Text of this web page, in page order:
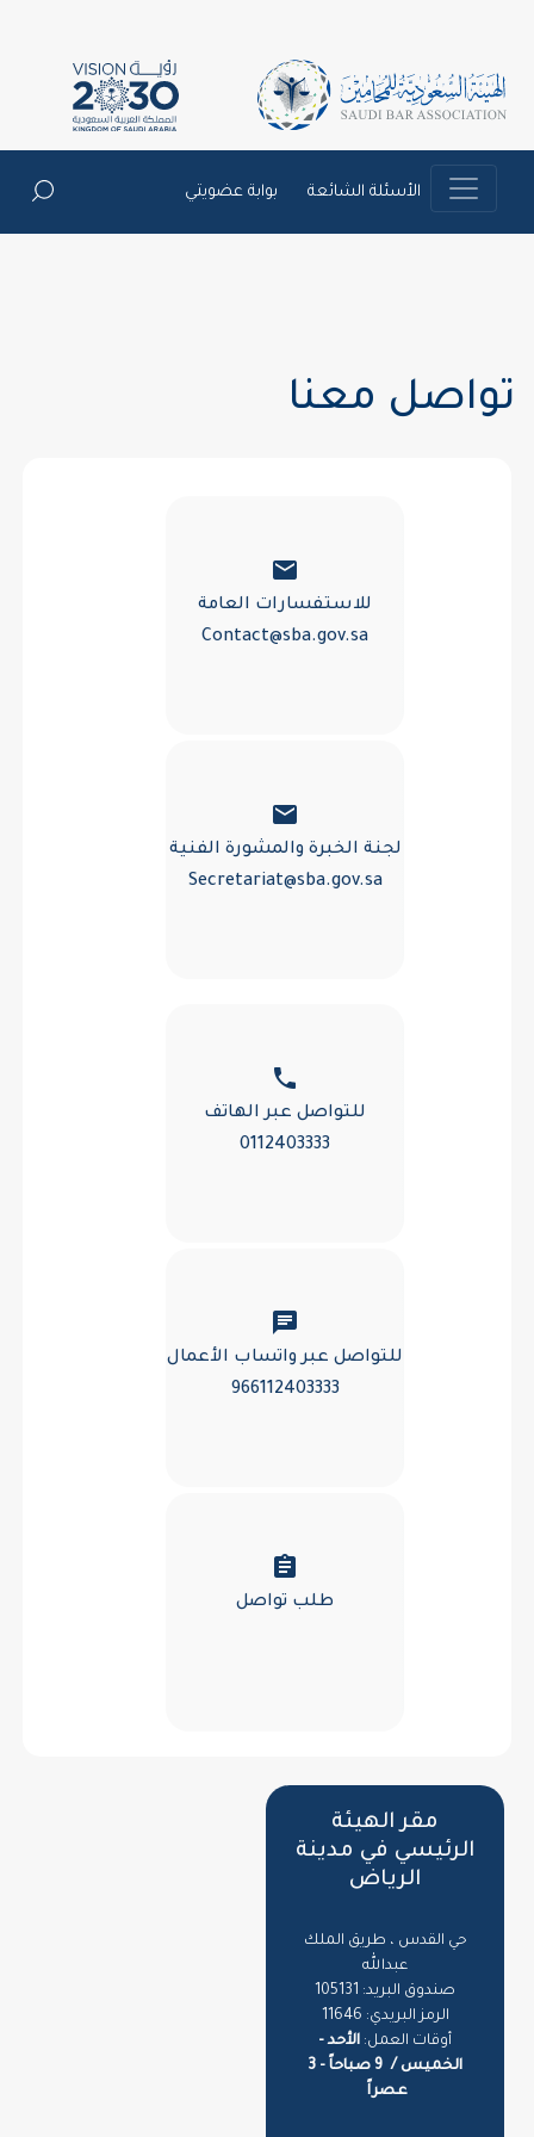
الأسئلة الشائعة بوابة عضويتي
تواصل معنا
email
للاستفسارات العامة
Contact@sba.gov.sa
email
لجنة الخبرة والمشورة الفنية
Secretariat@sba.gov.sa
phone
للتواصل عبر الهاتف
0112403333
chat
للتواصل عبر واتساب الأعمال
966112403333
assignment
طلب تواصل
مقر الهيئة
الرئيسي في مدينة
الرياض
حي القدس ، طريق الملك
عبدالله
صندوق البريد: 105131
الرمز البريدي: 11646
أوقات العمل:الأحد -
الخميس /
9 صباحاً - 3
عصراً